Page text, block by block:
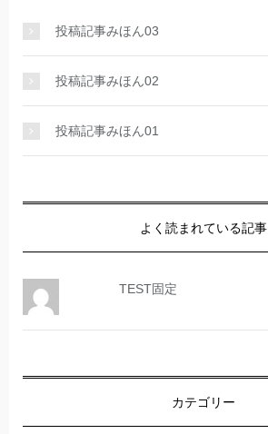
投稿記事みほん03
投稿記事みほん02
投稿記事みほん01
よく読まれている記事
TEST固定
カテゴリー